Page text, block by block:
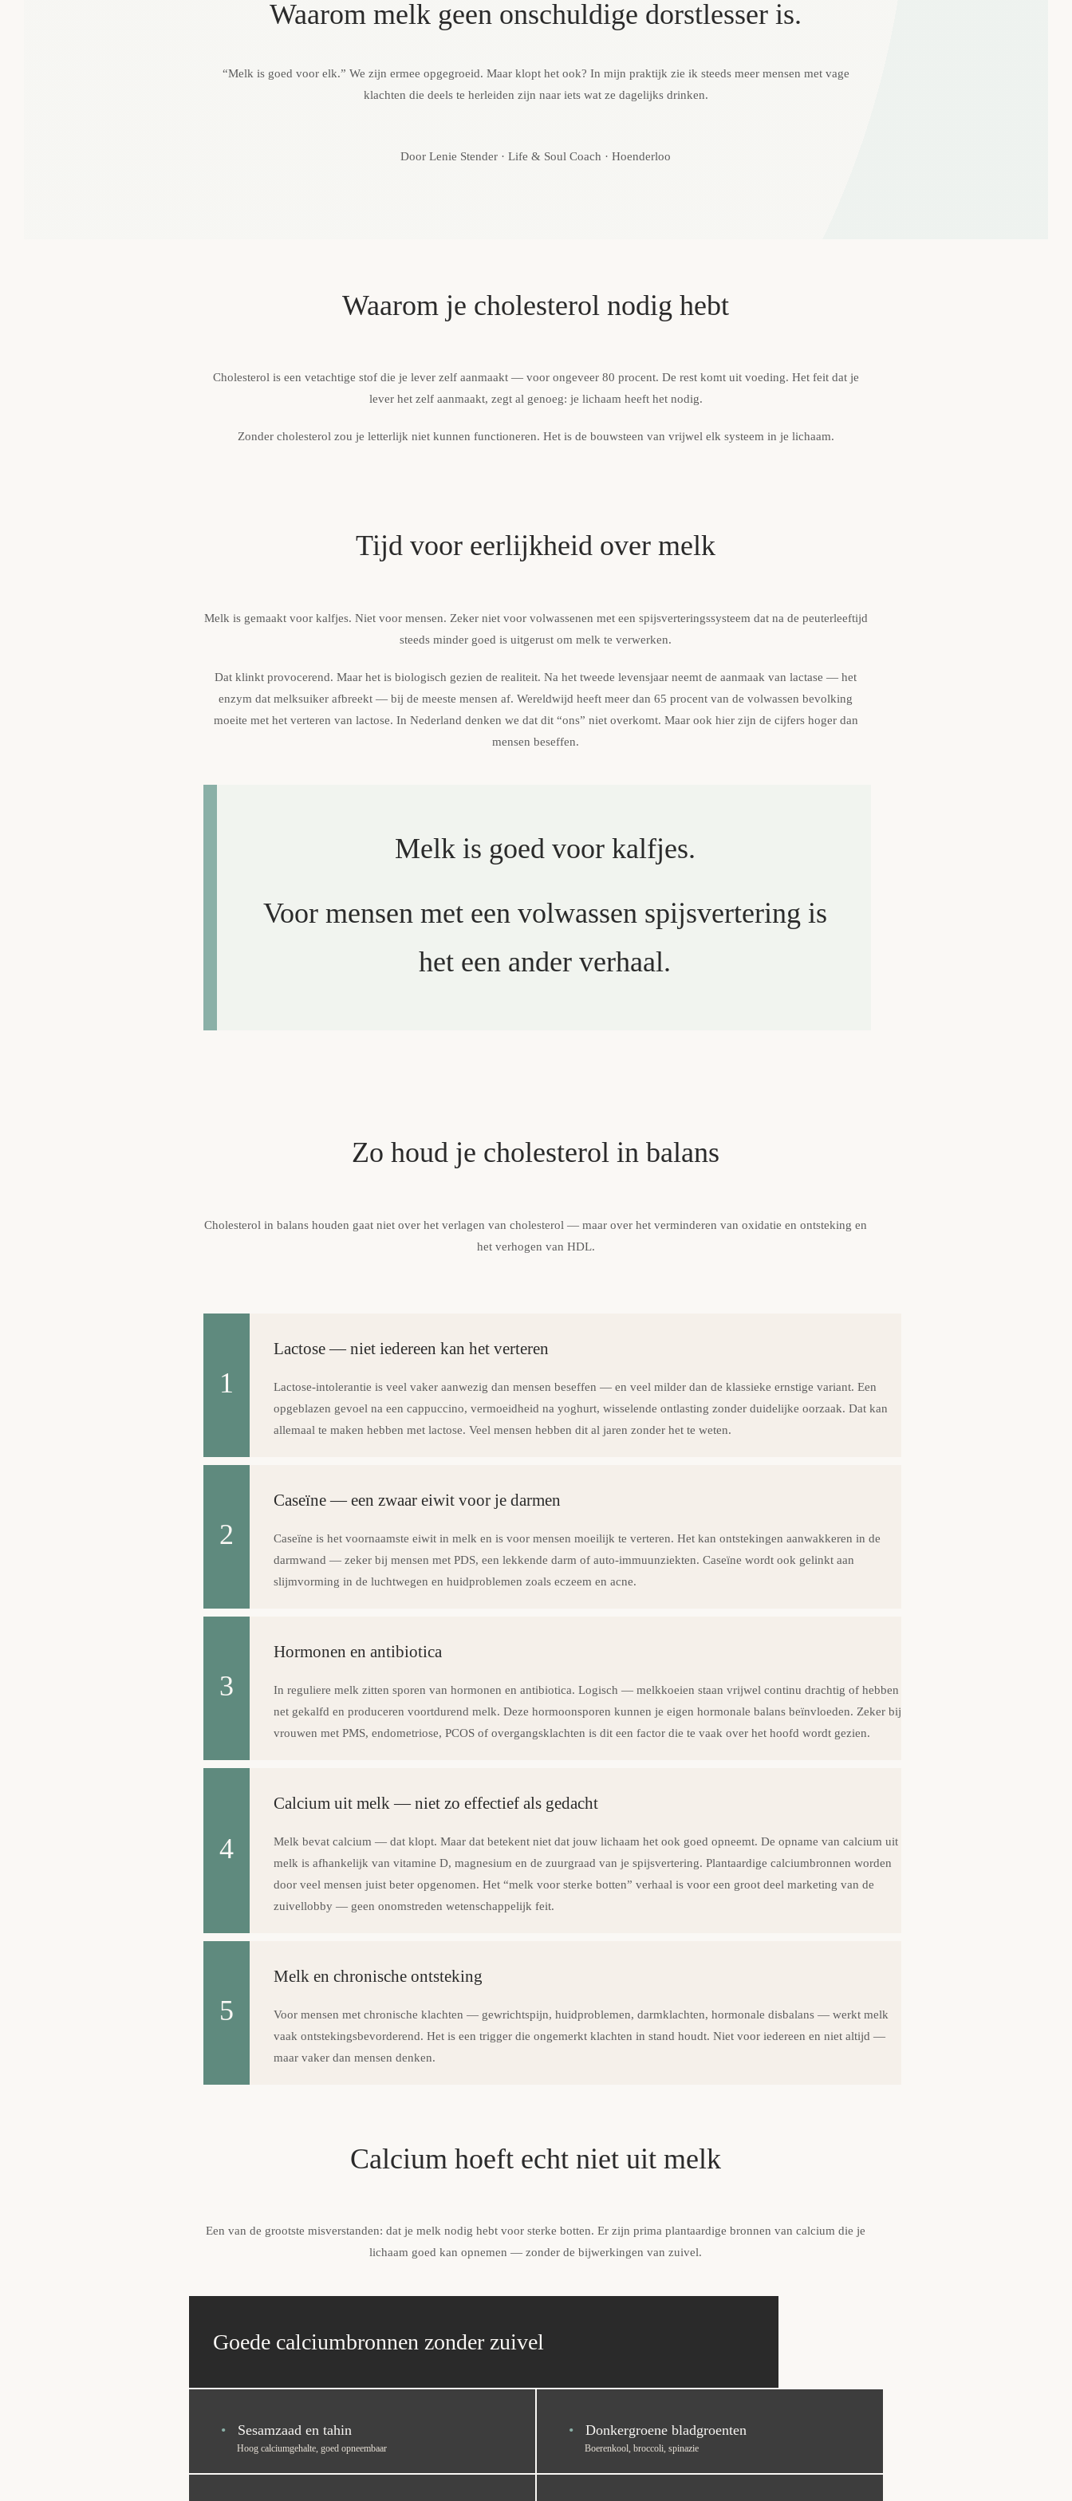
Waarom melk geen onschuldige dorstlesser is.
“Melk is goed voor elk.” We zijn ermee opgegroeid. Maar klopt het ook? In mijn praktijk zie ik steeds meer mensen met vage
klachten die deels te herleiden zijn naar iets wat ze dagelijks drinken.
Door Lenie Stender · Life & Soul Coach · Hoenderloo
Waarom je cholesterol nodig hebt
Cholesterol is een vetachtige stof die je lever zelf aanmaakt — voor ongeveer 80 procent. De rest komt uit voeding. Het feit dat je
lever het zelf aanmaakt, zegt al genoeg: je lichaam heeft het nodig.
Zonder cholesterol zou je letterlijk niet kunnen functioneren. Het is de bouwsteen van vrijwel elk systeem in je lichaam.
Tijd voor eerlijkheid over melk
Melk is gemaakt voor kalfjes. Niet voor mensen. Zeker niet voor volwassenen met een spijsverteringssysteem dat na de peuterleeftijd
steeds minder goed is uitgerust om melk te verwerken.
Dat klinkt provocerend. Maar het is biologisch gezien de realiteit. Na het tweede levensjaar neemt de aanmaak van lactase — het
enzym dat melksuiker afbreekt — bij de meeste mensen af. Wereldwijd heeft meer dan 65 procent van de volwassen bevolking
moeite met het verteren van lactose. In Nederland denken we dat dit “ons” niet overkomt. Maar ook hier zijn de cijfers hoger dan
mensen beseffen.
Melk is goed voor kalfjes.
Voor mensen met een volwassen spijsvertering is
het een ander verhaal.
Zo houd je cholesterol in balans
Cholesterol in balans houden gaat niet over het verlagen van cholesterol — maar over het verminderen van oxidatie en ontsteking en
het verhogen van HDL.
1
Lactose — niet iedereen kan het verteren
Lactose-intolerantie is veel vaker aanwezig dan mensen beseffen — en veel milder dan de klassieke ernstige variant. Een
opgeblazen gevoel na een cappuccino, vermoeidheid na yoghurt, wisselende ontlasting zonder duidelijke oorzaak. Dat kan
allemaal te maken hebben met lactose. Veel mensen hebben dit al jaren zonder het te weten.
2
Caseïne — een zwaar eiwit voor je darmen
Caseïne is het voornaamste eiwit in melk en is voor mensen moeilijk te verteren. Het kan ontstekingen aanwakkeren in de
darmwand — zeker bij mensen met PDS, een lekkende darm of auto-immuunziekten. Caseïne wordt ook gelinkt aan
slijmvorming in de luchtwegen en huidproblemen zoals eczeem en acne.
3
Hormonen en antibiotica
In reguliere melk zitten sporen van hormonen en antibiotica. Logisch — melkkoeien staan vrijwel continu drachtig of hebben
net gekalfd en produceren voortdurend melk. Deze hormoonsporen kunnen je eigen hormonale balans beïnvloeden. Zeker bij
vrouwen met PMS, endometriose, PCOS of overgangsklachten is dit een factor die te vaak over het hoofd wordt gezien.
4
Calcium uit melk — niet zo effectief als gedacht
Melk bevat calcium — dat klopt. Maar dat betekent niet dat jouw lichaam het ook goed opneemt. De opname van calcium uit
melk is afhankelijk van vitamine D, magnesium en de zuurgraad van je spijsvertering. Plantaardige calciumbronnen worden
door veel mensen juist beter opgenomen. Het “melk voor sterke botten” verhaal is voor een groot deel marketing van de
zuivellobby — geen onomstreden wetenschappelijk feit.
5
Melk en chronische ontsteking
Voor mensen met chronische klachten — gewrichtspijn, huidproblemen, darmklachten, hormonale disbalans — werkt melk
vaak ontstekingsbevorderend. Het is een trigger die ongemerkt klachten in stand houdt. Niet voor iedereen en niet altijd —
maar vaker dan mensen denken.
Calcium hoeft echt niet uit melk
Een van de grootste misverstanden: dat je melk nodig hebt voor sterke botten. Er zijn prima plantaardige bronnen van calcium die je
lichaam goed kan opnemen — zonder de bijwerkingen van zuivel.
Goede calciumbronnen zonder zuivel
• Sesamzaad en tahin
Hoog calciumgehalte, goed opneembaar
• Donkergroene bladgroenten
Boerenkool, broccoli, spinazie